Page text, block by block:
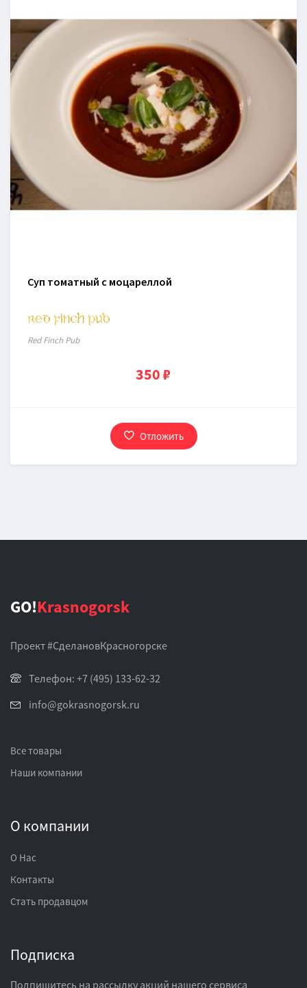
Суп томатный с моцареллой
Red Finch Pub
350 ₽
Отложить
GO!Krasnogorsk
Проект #СделановКрасногорске
Телефон: +7 (495) 133-62-32
info@gokrasnogorsk.ru
Все товары
Наши компании
О компании
О Нас
Контакты
Стать продавцом
Подписка
Подпишитесь на рассылку акций нашего сервиса